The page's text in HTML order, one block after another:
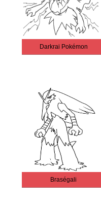
Darkrai Pokémon
Braségali